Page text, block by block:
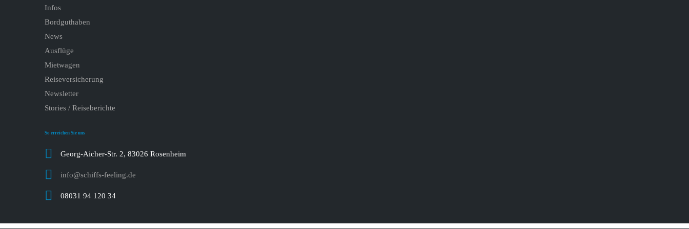
Infos
Bordguthaben
News
Ausflüge
Mietwagen
Reiseversicherung
Newsletter
Stories / Reiseberichte
So erreichen Sie uns
Georg-Aicher-Str. 2, 83026 Rosenheim
info@schiffs-feeling.de
08031 94 120 34